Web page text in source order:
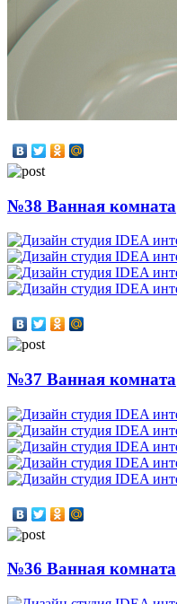
№38 Ванная комната
№37 Ванная комната
№36 Ванная комната